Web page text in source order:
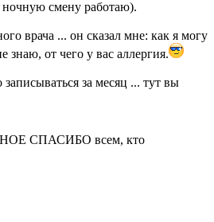
смену работаю).
врача ... он сказал мне: как я могу
знаю, от чего у вас аллергия.
за месяц ... тут вы
СПАСИБО всем, кто